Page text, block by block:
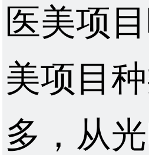
医美项
美项目
多，从